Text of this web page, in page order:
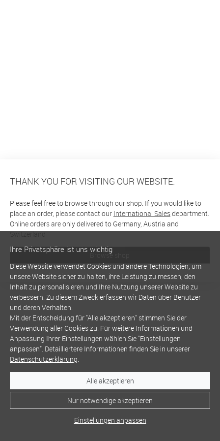
THANK YOU FOR VISITING OUR WEBSITE.
Please feel free to browse through our shop. If you would like to
place an order, please contact our International Salesdepartment.
Online orders are only delivered to Germany, Austria and
Switzerland
Browse shop
Ihre Privatsphäre ist uns wichtig
Diese Website verwendet Cookies und andere Technologien, um
unsere Website sicher zu halten, ihre Leistung zu messen, den
Inhalt zu personalisieren und Ihre Nutzung unserer Website zu
verbessern. Zu diesem Zweck erfassen wir Daten über Benutzer
und deren Verhalten.
Mit der Entscheidung für "Alle akzeptieren" stimmen Sie der
Verwendung aller Cookies zu. Für weitere Informationen und
Anpassung Ihrer Einstellungen wählen Sie "Einstellungen
anpassen". Detailliertere Informationen finden Sie in unserer
Datenschutzerklärung.
Alle akzeptieren
Nur notwendige akzeptieren
Einstellungen anpassen